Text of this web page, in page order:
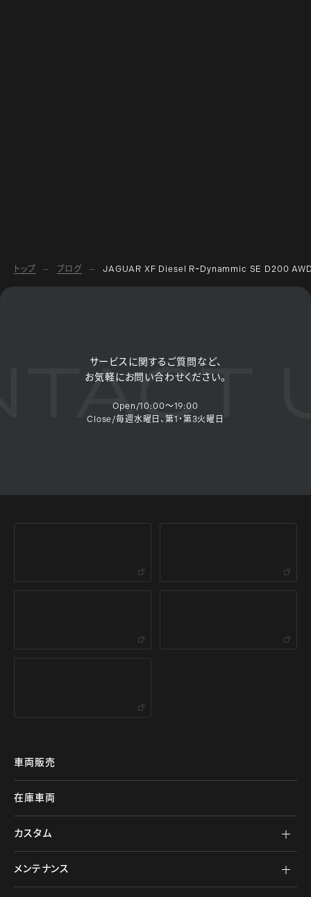
トップ ブログ JAGUAR XF Diesel RｰDynammic SE D200 AWD
サービスに関するご質問など、
お気軽にお問い合わせください。
Open/10:00～19:00
Close/毎週水曜日、第1・第3火曜日
車両販売
在庫車両
カスタム
メンテナンス